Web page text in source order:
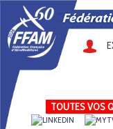
TOUTES VOS